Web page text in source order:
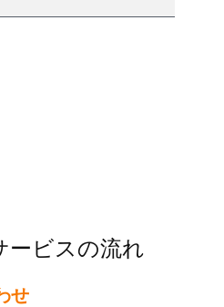
ービスの流れ
せ